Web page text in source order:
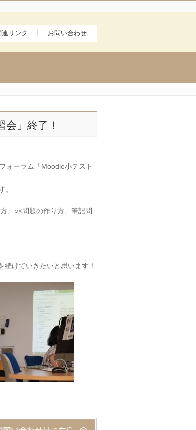
連リンク お問い合わせ
」終了！
ォーラム「Moodle小テスト
。
、○×問題の作り方、筆記問
けていきたいと思います！